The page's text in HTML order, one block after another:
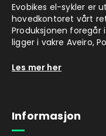
Evobikes el-sykler er
hovedkontoret vårt
Produksjonen foregår
ligger i vakre Aveiro,
Les mer her
Informasjon